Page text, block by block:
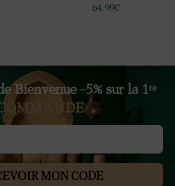
64.99€
Bienvenue -5% sur la 1ʳᵉ
MON CODE